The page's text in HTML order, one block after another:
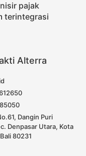
pajak
terintegrasi
Alterra
Dangin Puri
Denpasar Utara, Kota
80231